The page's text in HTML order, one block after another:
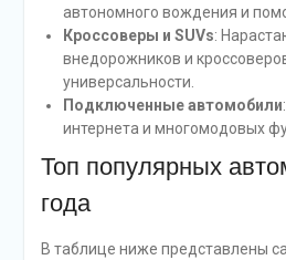
автономного вождения и
Кроссоверы и SUVs:
внедорожников и
универсальности.
Подключенные автомобили
интернета и многомодовых
Топ популярных
года
В таблице ниже представлены